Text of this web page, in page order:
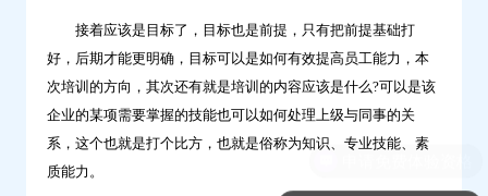
接着应该是目标了，目标也是前提，只有把前提基础打
好，后期才能更明确，目标可以是如何有效提高员工能力，本
次培训的方向，其次还有就是培训的内容应该是什么?可以是该
企业的某项需要掌握的技能也可以如何处理上级与同事的关
系，这个也就是打个比方，也就是俗称为知识、专业技能、素
质能力。